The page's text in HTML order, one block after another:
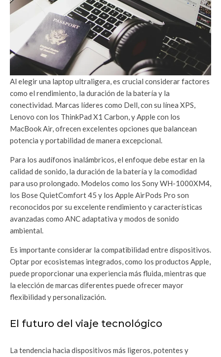
Al elegir una laptop ultraligera, es crucial considerar factores
como el rendimiento, la duración de la batería y la
conectividad. Marcas líderes como Dell, con su línea XPS,
Lenovo con los ThinkPad X1 Carbon, y Apple con los
MacBook Air, ofrecen excelentes opciones que balancean
potencia y portabilidad de manera excepcional.
Para los audífonos inalámbricos, el enfoque debe estar en la
calidad de sonido, la duración de la batería y la comodidad
para uso prolongado. Modelos como los Sony WH-1000XM4,
los Bose QuietComfort 45 y los Apple AirPods Pro son
reconocidos por su excelente rendimiento y características
avanzadas como ANC adaptativa y modos de sonido
ambiental.
Es importante considerar la compatibilidad entre dispositivos.
Optar por ecosistemas integrados, como los productos Apple,
puede proporcionar una experiencia más fluida, mientras que
la elección de marcas diferentes puede ofrecer mayor
flexibilidad y personalización.
El futuro del viaje tecnológico
La tendencia hacia dispositivos más ligeros, potentes y